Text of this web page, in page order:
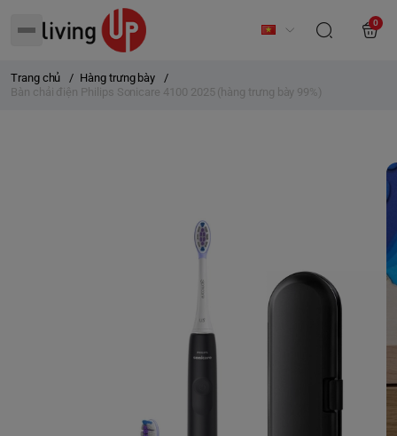
0
Trang chủ / Hàng trưng bày
/
Bàn chải điện Philips Sonicare 4100 2025 (hàng trưng bày 99%)